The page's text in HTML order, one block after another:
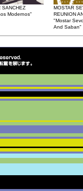
SANCHEZ
Modernos"
MOSTAR
REUNION
"Mostar
And Saban"